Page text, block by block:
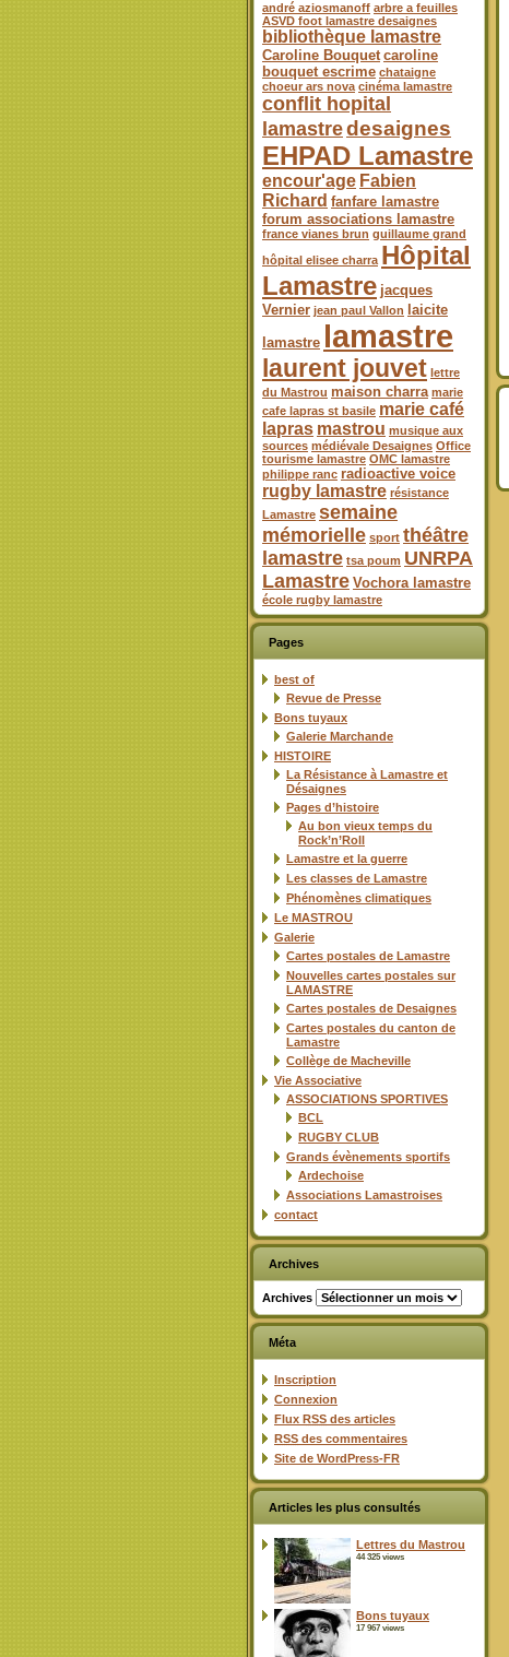
andré aziosmanoff arbre a feuilles
ASVD foot lamastre desaignes
bibliothèque lamastre
Caroline Bouquet caroline
bouquet escrime chataigne
choeur ars nova cinéma lamastre
conflit hopital
lamastredesaignes
EHPAD Lamastre
encour'age Fabien
Richard fanfare lamastre
forum associations lamastre
france vianes brun guillaume grand
hôpital elisee charra Hôpital
Lamastre jacques
Vernier jean paul Vallon
laicite
lamastre lamastre
laurent jouvet lettre
du Mastrou maison charra marie
cafe lapras st basile marie café
lapras mastrou musique aux
sources médiévale Desaignes Office
tourisme lamastre OMC lamastre
philippe ranc radioactive voice
rugby lamastre résistance
Lamastre semaine
mémorielle sport théâtre
lamastre tsa poum UNRPA
Lamastre Vochora lamastre
école rugby lamastre
Pages
best of
Revue de Presse
Bons tuyaux
Galerie Marchande
HISTOIRE
La Résistance à Lamastre et
Désaignes
Pages d’histoire
Au bon vieux temps du
Rock’n’Roll
Lamastre et la guerre
Les classes de Lamastre
Phénomènes climatiques
Le MASTROU
Galerie
Cartes postales de Lamastre
Nouvelles cartes postales sur
LAMASTRE
Cartes postales de Desaignes
Cartes postales du canton de
Lamastre
Collège de Macheville
Vie Associative
ASSOCIATIONS SPORTIVES
BCL
RUGBY CLUB
Grands évènements sportifs
Ardechoise
Associations Lamastroises
contact
Archives
Archives
Méta
Inscription
Connexion
Flux RSS des articles
RSS des commentaires
Site de WordPress-FR
Articles les plus consultés
Lettres du Mastrou
44 325 views
Bons tuyaux
17 967 views